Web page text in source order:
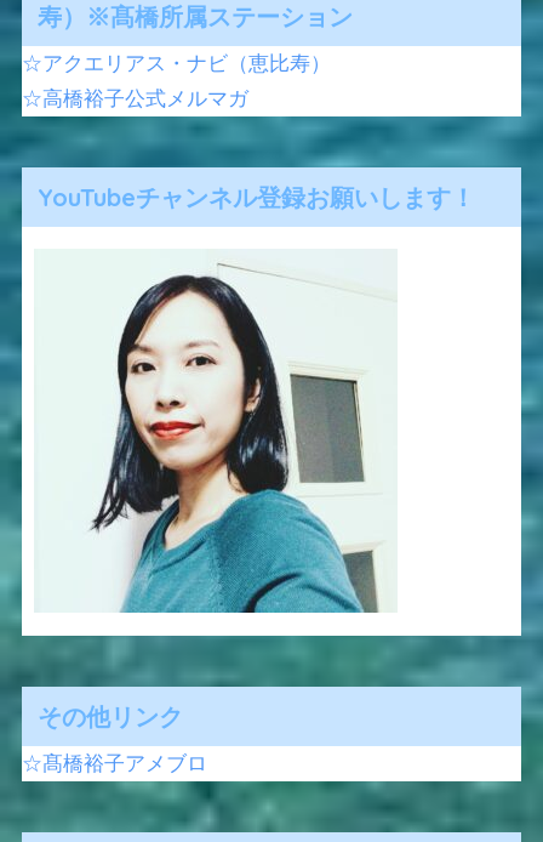
寿）※髙橋所属ステーション
☆アクエリアス・ナビ（恵比寿）
☆高橋裕子公式メルマガ
YouTubeチャンネル登録お願いします！
その他リンク
☆髙橋裕子アメブロ